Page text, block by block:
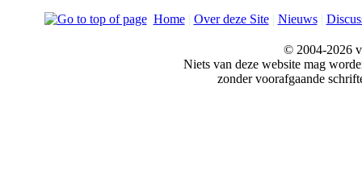
Home| Over deze Site| Nieuws|
© 2004-2026
Niets van deze website mag
zonder voorafgaande